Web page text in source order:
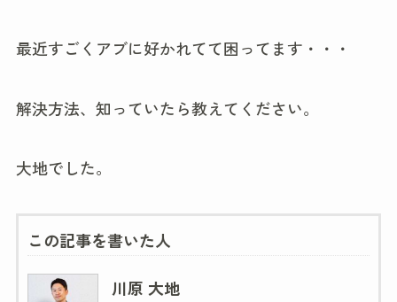
最近すごくアブに好かれてて困ってます・・・
解決方法、知っていたら教えてください。
大地でした。
この記事を書いた人
川原 大地